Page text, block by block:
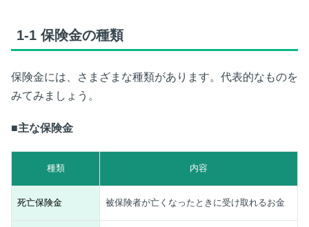
1-1 保険金の種類
保険金には、さまざまな種類があります。代表的なものを
みてみましょう。
■主な保険金
種類 内容
死亡保険金 被保険者が亡くなったときに受け取れるお金